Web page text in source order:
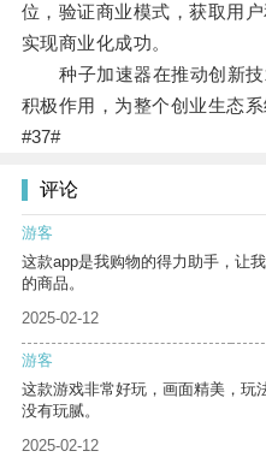
位，验证商业模式，获取用
实现商业化成功。
种子加速器在推动创新技
积极作用，为整个创业生态
#37#
评论
游客
这款app是我购物的得力助手，让
的商品。
2025-02-12
游客
这款游戏非常好玩，画面精美，玩
没有玩腻。
2025-02-12